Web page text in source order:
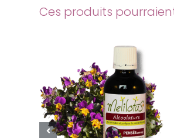
Ces produits